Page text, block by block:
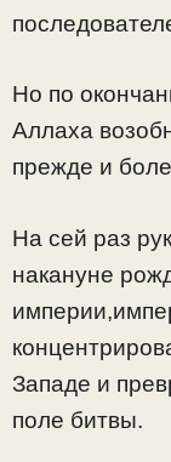
Но по
Аллаха
прежде и
На сей раз
накануне
Западе и
поле битвы.